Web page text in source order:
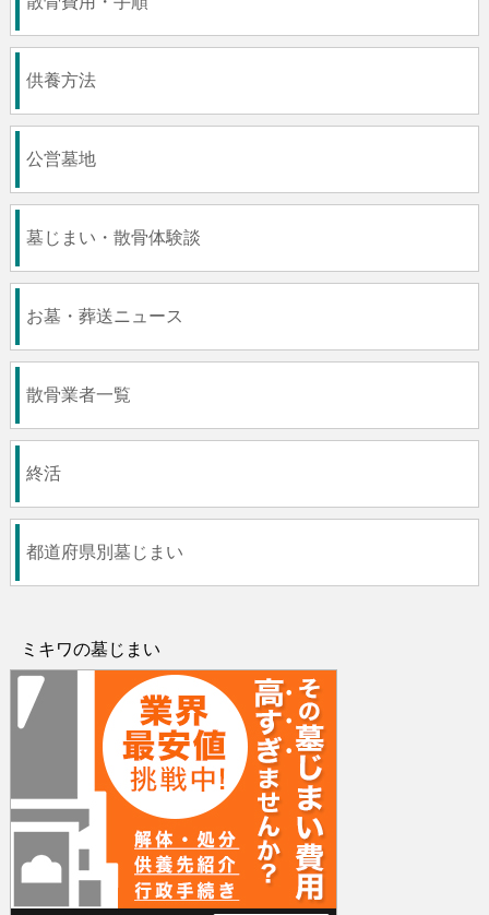
供養方法
公営墓地
墓じまい・散骨体験談
お墓・葬送ニュース
散骨業者一覧
終活
都道府県別墓じまい
ミキワの墓じまい